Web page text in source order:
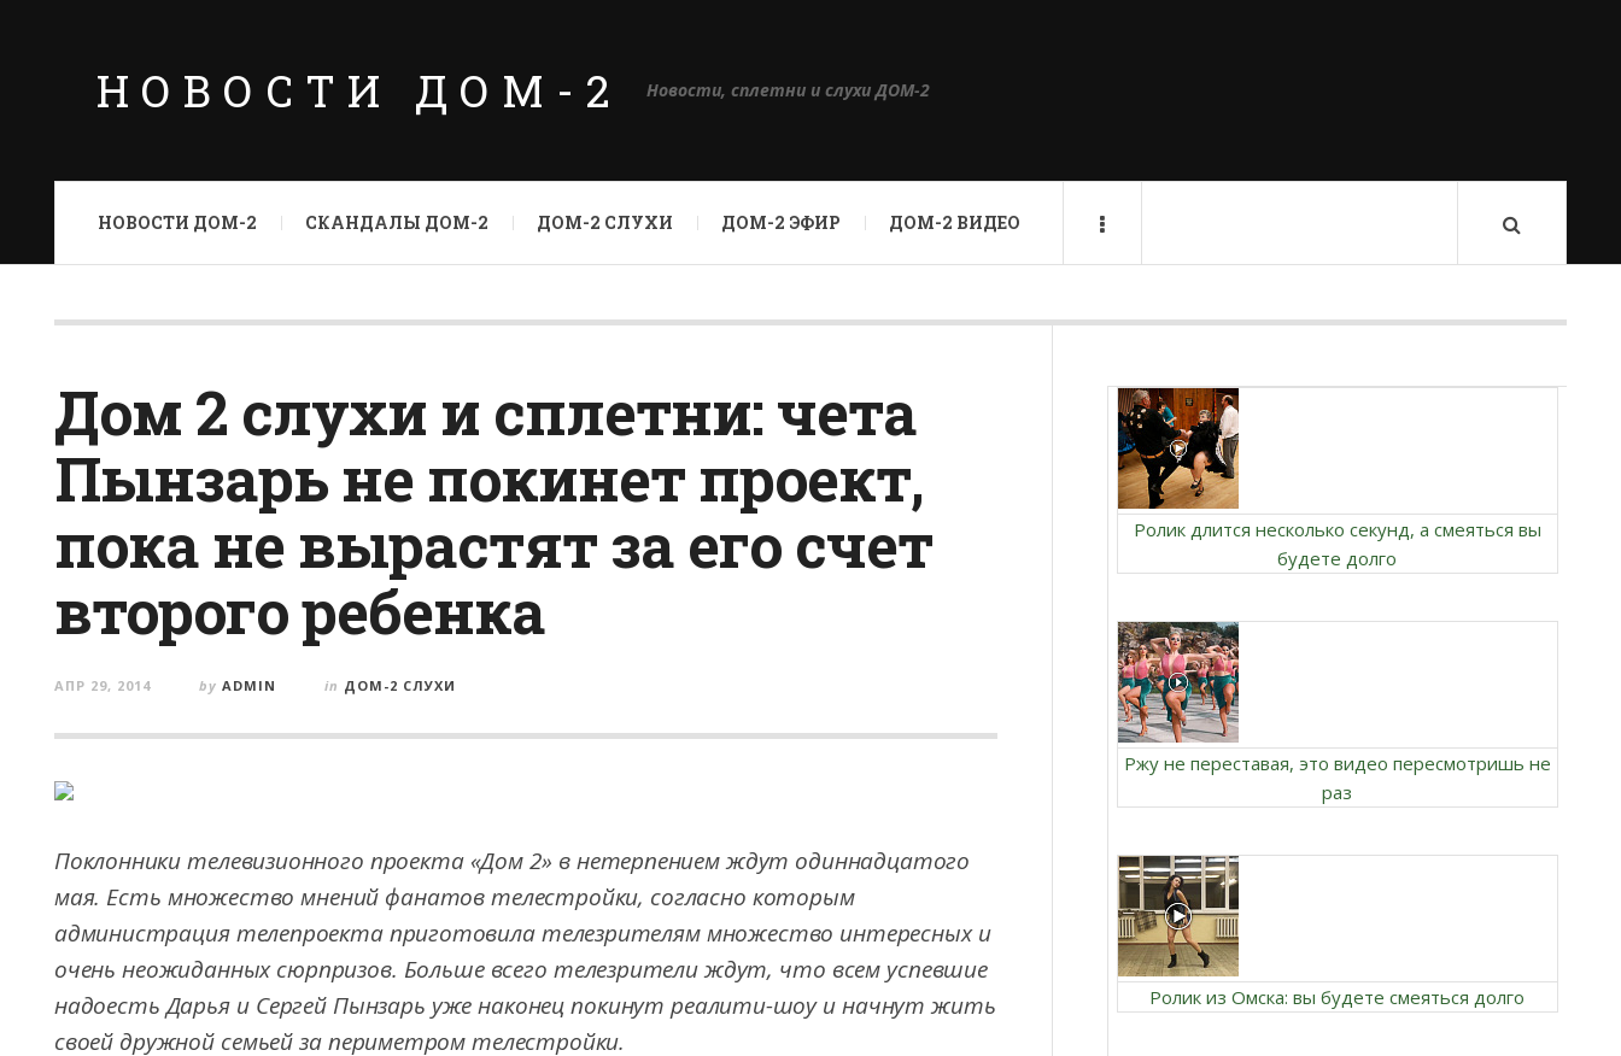
НОВОСТИ ДОМ-2 Новости, сплетни и слухи ДОМ-2
НОВОСТИ ДОМ-2 СКАНДАЛЫ ДОМ-2 ДОМ-2 СЛУХИ ДОМ-2 ЭФИР ДОМ-2 ВИДЕО
Дом 2 слухи и сплетни: чета
Пынзарь не покинет проект,
пока не вырастят за его счет
второго ребенка
АПР 29, 2014 by ADMIN in ДОМ-2 СЛУХИ
Поклонники телевизионного проекта «Дом 2» в нетерпением ждут одиннадцатого
мая. Есть множество мнений фанатов телестройки, согласно которым
администрация телепроекта приготовила телезрителяммножество интересных и
очень неожиданных сюрпризов. Больше всего телезрители ждут, что всем успевшие
надоесть Дарья и Сергей Пынзарь уже наконец покинут реалити-шоу и начнут жить
своей дружной семьей за периметром телестройки.
Ролик длится несколько секунд, а смеяться вы
будете долго
Ржу не переставая, это видео пересмотришь не
раз
Ролик из Омска: вы будете смеяться долго